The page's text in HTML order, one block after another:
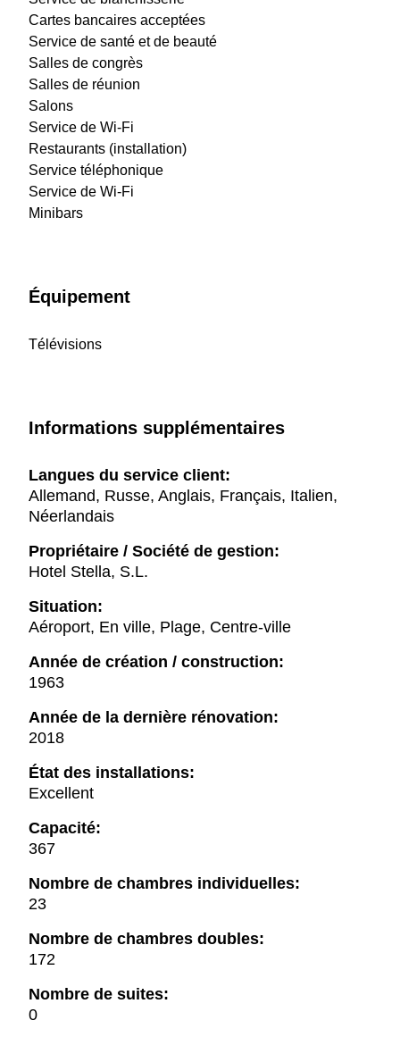
Cartes bancaires acceptées
Service de santé et de beauté
Salles de congrès
Salles de réunion
Salons
Service de Wi-Fi
Restaurants (installation)
Service téléphonique
Service de Wi-Fi
Minibars
Équipement
Télévisions
Informations supplémentaires
Langues du service client:
Allemand, Russe, Anglais, Français, Italien,
Néerlandais
Propriétaire / Société de gestion:
Hotel Stella, S.L.
Situation:
Aéroport, En ville, Plage, Centre-ville
Année de création / construction:
1963
Année de la dernière rénovation:
2018
État des installations:
Excellent
Capacité:
367
Nombre de chambres individuelles:
23
Nombre de chambres doubles:
172
Nombre de suites:
0